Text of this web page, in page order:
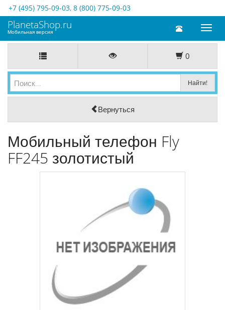
+7 (495) 795-09-03, 8 (800) 775-09-03
Toggle
PlanetaShop.ru
Мобильная версия
0
Вернуться
Мобильный телефон Fly
FF245 золотистый